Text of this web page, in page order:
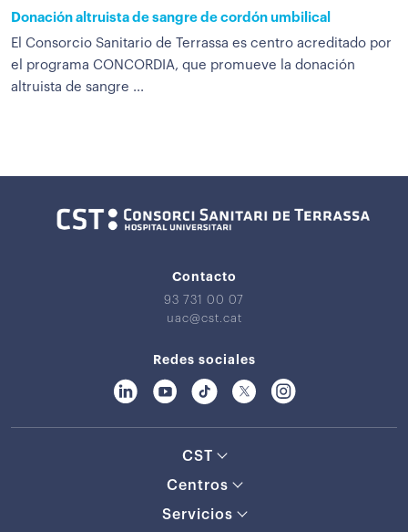
Donación altruista de sangre de cordón umbilical
El Consorcio Sanitario de Terrassa es centro acreditado por
el programa CONCORDIA, que promueve la donación
altruista de sangre ...
Contacto
93 731 00 07
uac@cst.cat
Redes sociales
CST
Centros
Servicios